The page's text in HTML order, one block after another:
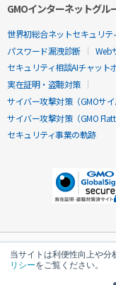
当サイトは利便性向上や
リシーをご覧ください。
GMOインターネットグル
世界初総合ネットセキュリテ
パスワード漏洩診断
Web
セキュリティ相談AIチャット
実在証明・盗聴対策
サイバー攻撃対策（GMOサ
サイバー攻撃対策（GMO Flatt
セキュリティ事業の軌跡